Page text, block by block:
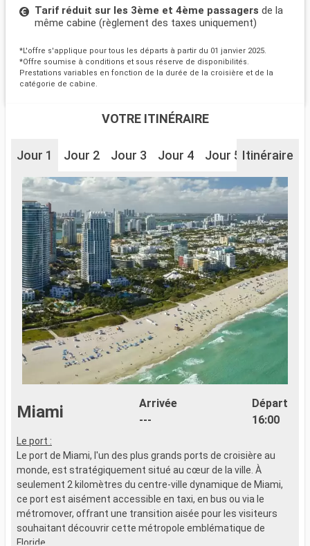
Tarif réduit sur les 3ème et 4ème passagers de la
même cabine (règlement des taxes uniquement)
*L'offre s'applique pour tous les départs à partir du 01 janvier 2025.
*Offre soumise à conditions et sous réserve de disponibilités.
Prestations variables en fonction de la durée de la croisière et de la
catégorie de cabine.
VOTRE ITINÉRAIRE
Jour 1 Jour 2 Jour 3 Jour 4 Jour 5 Itinéraire
Miami
Arrivée
---
Départ
16:00
Le port :
Le port de Miami, l'un des plus grands ports de croisière au
monde, est stratégiquement situé au cœur de la ville. À
seulement 2 kilomètres du centre-ville dynamique de Miami,
ce port est aisément accessible en taxi, en bus ou via le
métromover, offrant une transition aisée pour les visiteurs
souhaitant découvrir cette métropole emblématique de
Floride.